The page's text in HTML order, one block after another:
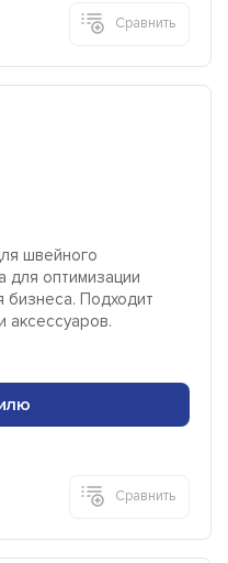
Сравнить
швейного
для оптимизации
бизнеса. Подходит
Сравнить